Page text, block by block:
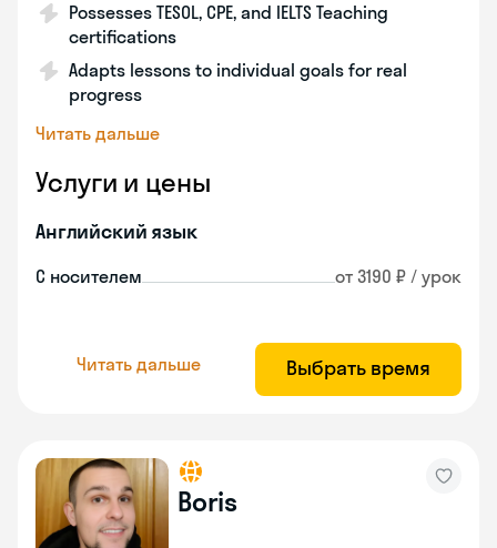
Possesses TESOL, CPE, and IELTS Teaching
certifications
Adapts lessons to individual goals for real
progress
Читать дальше
Услуги и цены
Английский язык
С носителем от 3190 ₽ / урок
Читать дальше Выбрать время
Boris